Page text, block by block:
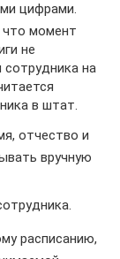
цифрами.
что момент
не
сотрудника на
в штат.
отчество и
вручную
расписанию,